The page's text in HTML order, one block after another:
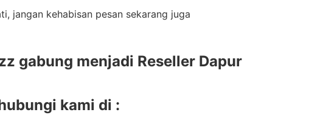
jangan kehabisan pesan sekarang juga
gabung menjadi Reseller Dapur
kami di :